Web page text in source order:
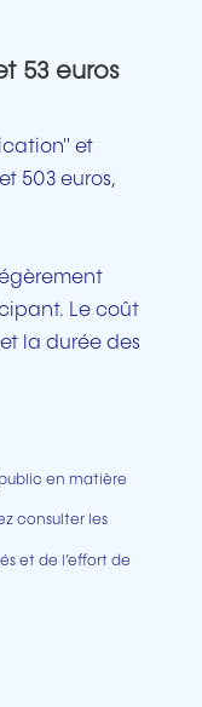
53 euros
et
503 euros,
Le coût
la durée des
en matière
consulter les
et de l’effort de